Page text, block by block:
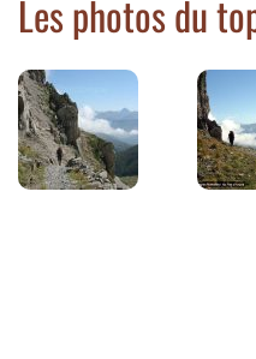
Les photos du